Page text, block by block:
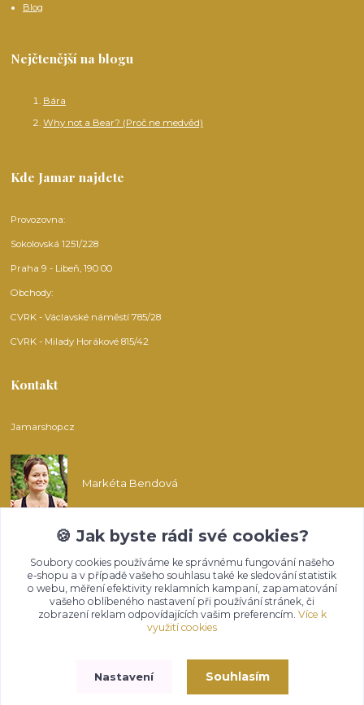
Blog
Nejčtenější na blogu
Bára
Why not a Bear? (Proč ne medvěd)
Kde Jamar najdete
Provozovna:
Sokolovská 1251/228
Praha 9 - Libeň, 190 00
Obchody:
CVRK - Václavské náměstí 785/28
CVRK - Milady Horákové 815/42
Kontakt
Jamarshop.cz
Markéta Bendová
info@jamarshop.cz
🍪 Jak byste rádi své cookies?
Soubory cookies používáme ke správnému fungování našeho
e-shopu a v případě vašeho souhlasu také ke sledování statistik
o webu, měření efektivity reklamních kampaní, zapamatování
vašeho oblíbeného nastavení při používání stránek, či
zobrazení reklam odpovídajících vašim preferencím. Více k
využití cookies
Nastavení Souhlasím